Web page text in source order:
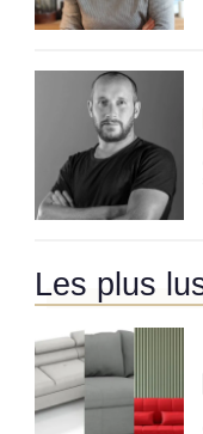
Les plus